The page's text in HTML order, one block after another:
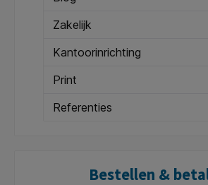
Zakelijk
Kantoorinrichting
Print
Referenties
Bestellen &